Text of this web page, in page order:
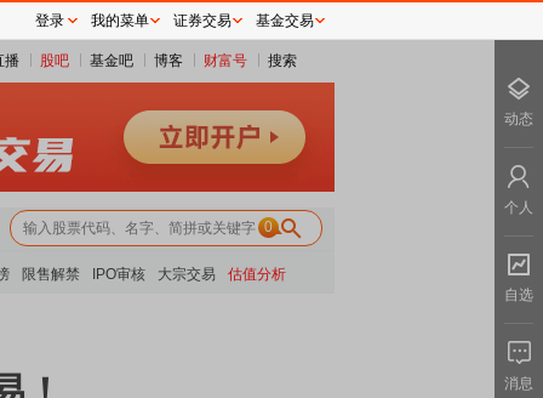
播 股吧 基金吧 博客 财富号 搜索
0
限售解禁 IPO审核 大宗交易 估值分析
登录 我的菜单 证券交易 基金交易
动态
个人
自选
消息